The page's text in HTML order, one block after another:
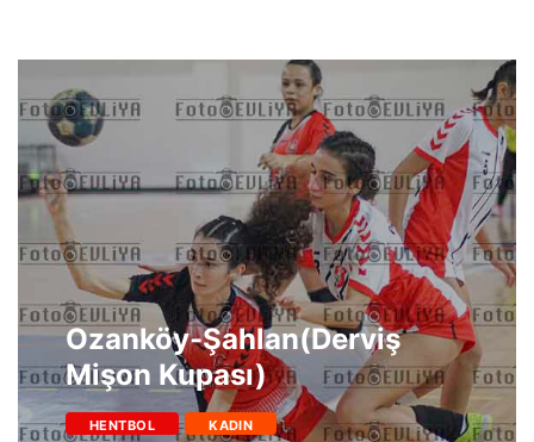
Ozanköy-Şahlan(Derviş
Mişon Kupası)
HENTBOL KADIN